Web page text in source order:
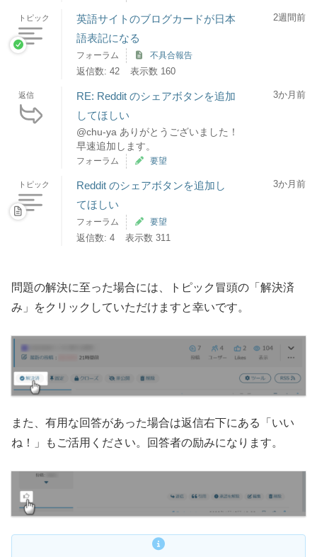
トピック
英語サイトのブログカードが日本
語表記になる
2週間前
フォーラム 不具合報告
返信数: 42 表示数 160
返信
RE: Reddit のシェアボタンを追加
してほしい
@chu-ya ありがとうございました！
早速追加します。
3か月前
フォーラム 要望
トピック
Reddit のシェアボタンを追加し
てほしい
3か月前
フォーラム 要望
返信数: 4 表示数 311
問題の解決に至った場合には、トピック冒頭の「解決済
み」をクリックしていただけますと幸いです。
また、有用な回答があった場合は返信右下にある「いい
ね！」もご活用ください。回答者の励みになります。